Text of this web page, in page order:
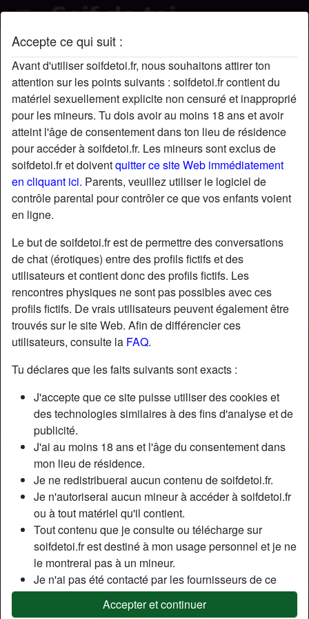
Accepte ce qui suit :
Avant d'utiliser soifdetoi.fr, nous souhaitons attirer ton
attention sur les points suivants : soifdetoi.fr contient du
matériel sexuellement explicite non censuré et inapproprié
pour les mineurs. Tu dois avoir au moins 18 ans et avoir
atteint l'âge de consentement dans ton lieu de résidence
pour accéder à soifdetoi.fr. Les mineurs sont exclus de
soifdetoi.fr et doiventquitter ce site Web immédiatement
en cliquant ici. Parents, veuillez utiliser le logiciel de
contrôle parental pour contrôler ce que vos enfants voient
en ligne.
Le but de soifdetoi.fr est de permettre des conversations
de chat (érotiques) entre des profils fictifs et des
utilisateurs et contient donc des profils fictifs. Les
rencontres physiques ne sont pas possibles avec ces
profils fictifs. De vrais utilisateurs peuvent également être
trouvés sur le site Web. Afin de différencier ces
utilisateurs, consulte la FAQ.
Tu déclares que les faits suivants sont exacts :
J'accepte que ce site puisse utiliser des cookies et
des technologies similaires à des fins d'analyse et de
publicité.
J'ai au moins 18 ans et l'âge du consentement dans
mon lieu de résidence.
Je ne redistribuerai aucun contenu de soifdetoi.fr.
Je n'autoriserai aucun mineur à accéder à soifdetoi.fr
ou à tout matériel qu'il contient.
Tout contenu que je consulte ou télécharge sur
soifdetoi.fr est destiné à mon usage personnel et je ne
le montrerai pas à un mineur.
Je n'ai pas été contacté par les fournisseurs de ce
matériel, et je choisis volontiers de le visualiser ou de
Accepter et continuer
Petitmoi's profil
starAjouter chatDiscuter !
Nickname:
Âge:
39
Département:
Gard
Sexe:
Homme
Description
Bon garçon
Cherche
Femme, Rondelet(te), En forme, Mince, Africain(e),
Asiatique, Caucasien(ne), Moyen-Oriental(e), Latin(e), 18-
25, 26-35, 36-54